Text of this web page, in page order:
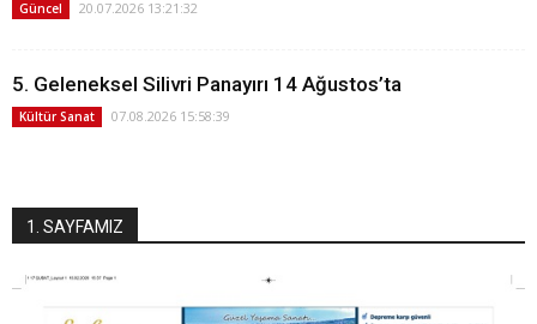
Güncel 20.07.2026 13:21:32
5. Geleneksel Silivri Panayırı 14 Ağustos’ta
Kültür Sanat 07.08.2026 15:58:39
1. SAYFAMIZ